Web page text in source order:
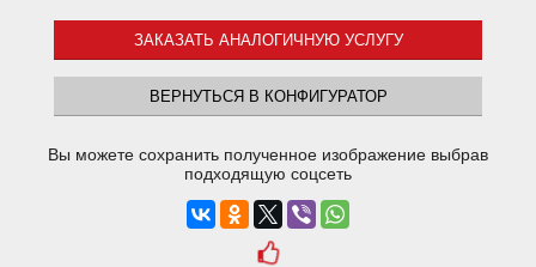
ЗАКАЗАТЬ АНАЛОГИЧНУЮ УСЛУГУ
ВЕРНУТЬСЯ В КОНФИГУРАТОР
Вы можете сохранить полученное изображение выбрав
подходящую соцсеть